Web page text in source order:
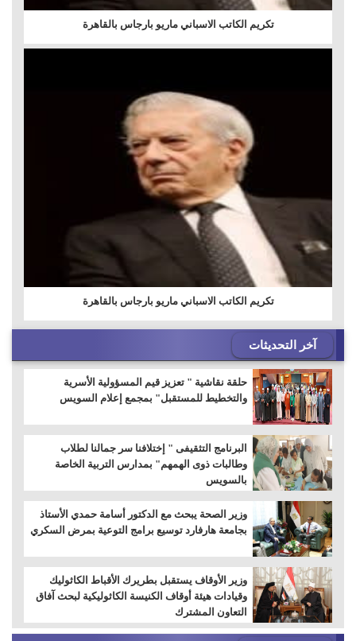
تكريم الكاتب الاسباني ماريو بارجاس بالقاهرة
تكريم الكاتب الاسباني ماريو بارجاس بالقاهرة
آخر التحديثات
حلقة نقاشية " تعزيز قيم المسؤولية الأسرية
والتخطيط للمستقبل" بمجمع إعلام السويس
البرنامج التثقيفى " إختلافنا سر جمالنا لطلاب
وطالبات ذوى الهمهم" بمدارس التربية الخاصة
بالسويس
وزير الصحة يبحث مع الدكتور أسامة حمدي الأستاذ
بجامعة هارفارد توسيع برامج التوعية بمرض السكري
وزير الأوقاف يستقبل بطريرك الأقباط الكاثوليك
وقيادات هيئة أوقاف الكنيسة الكاثوليكية لبحث آفاق
التعاون المشترك